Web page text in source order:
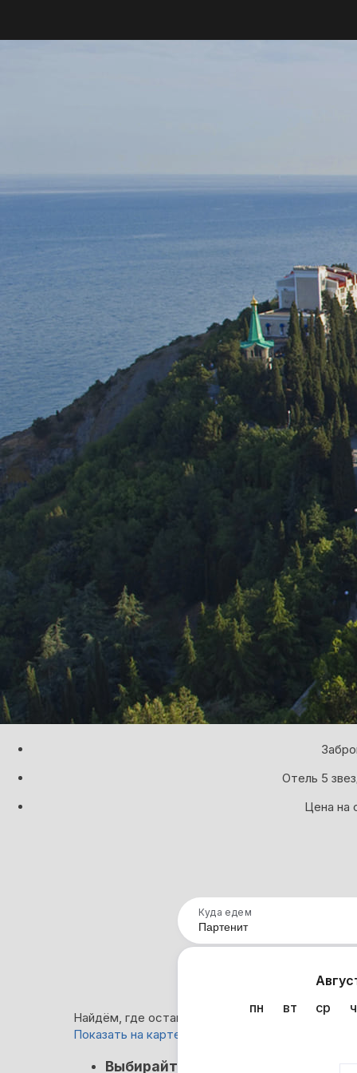
Отель 5
Цена на
Куда едем
пн
вт ср
Найдём, где остановиться в Партените: 26
Показать на карте
Выбирайте лучшее